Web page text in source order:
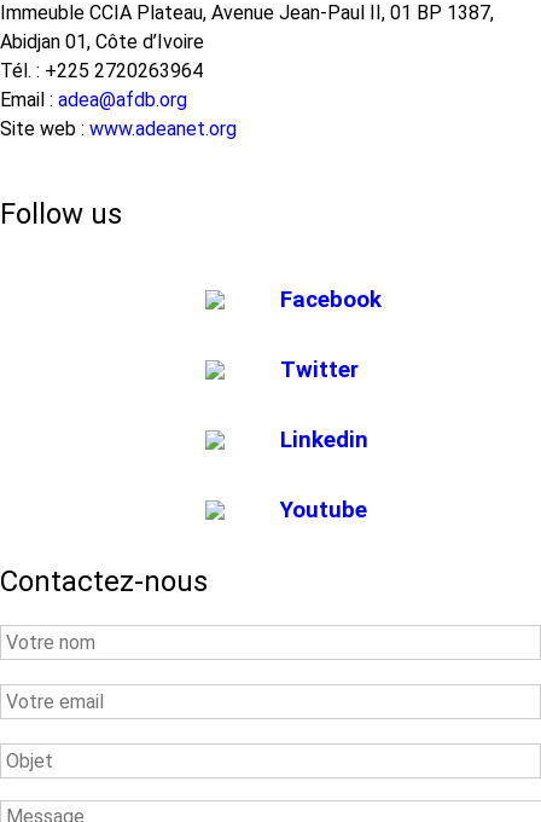
Immeuble CCIA Plateau, Avenue Jean-Paul II, 01 BP 1387,
Abidjan 01, Côte d’Ivoire
Tél. : +225 2720263964
Email : adea@afdb.org
Site web : www.adeanet.org
Follow us
Facebook
Twitter
Linkedin
Youtube
Contactez-nous
Your
Name
Your
Email
Subject
Message